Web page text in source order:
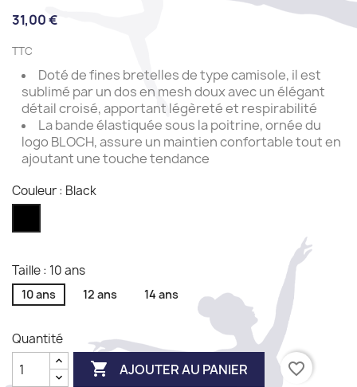
31,00 €
TTC
Doté de fines bretelles de type camisole, il est
sublimé par un dos en mesh doux avec un élégant
détail croisé, apportant légèreté et respirabilité
La bande élastiquée sous la poitrine, ornée du
logo BLOCH, assure un maintien confortable tout en
ajoutant une touche tendance
Couleur : Black
Taille : 10 ans
10 ans 12 ans 14 ans
Quantité
 AJOUTER AU PANIER favorite_border